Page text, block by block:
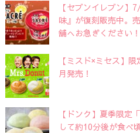
【セブンイレブン】
味』が復刻販売中。
舗へお急ぎください！
【ミスド×ミセス】
月発売！
【ドンク】夏季限定
して約10分後が食べ